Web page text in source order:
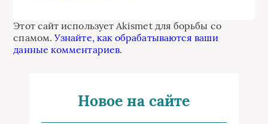
Этот сайт использует Akismet для борьбы со
спамом.Узнайте, как обрабатываются ваши
данные комментариев.
Новое на сайте